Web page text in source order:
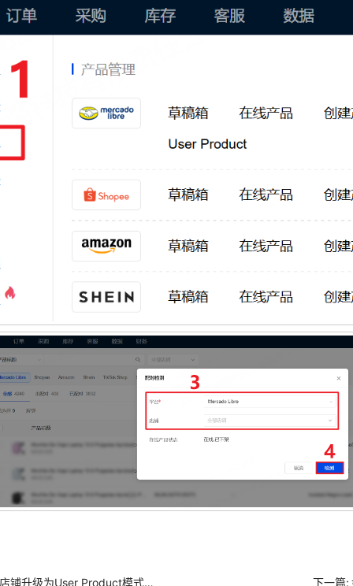
美客多店铺升级为User Product模式后，如何将草稿箱或发布失败的产品迁移到User Product下？ 下一篇: